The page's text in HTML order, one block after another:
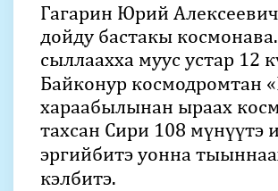
Гагарин Юрий
дойду бастакы
сыллаахха муус устар 12
Байконур космодромтан
хараабылынан ыраах
тахсан Сири 108 мүнүүтэ
эргийбитэ уонна
кэлбитэ.